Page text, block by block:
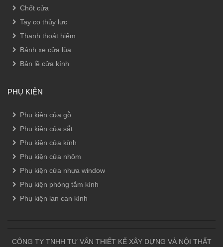
Chốt cửa
Tay co thủy lực
Thanh thoát hiểm
Bánh xe cửa lùa
Bản lề cửa kính
PHỤ KIỆN
Phụ kiện cửa gỗ
Phụ kiện cửa sắt
Phụ kiện cửa kính
Phụ kiện cửa nhôm
Phụ kiện cửa nhựa window
Phụ kiện phòng tắm kính
Phụ kiện lan can kính
CÔNG TY TNHH TƯ VẤN THIẾT KẾ XÂY DỰNG VÀ NỘI THẤT